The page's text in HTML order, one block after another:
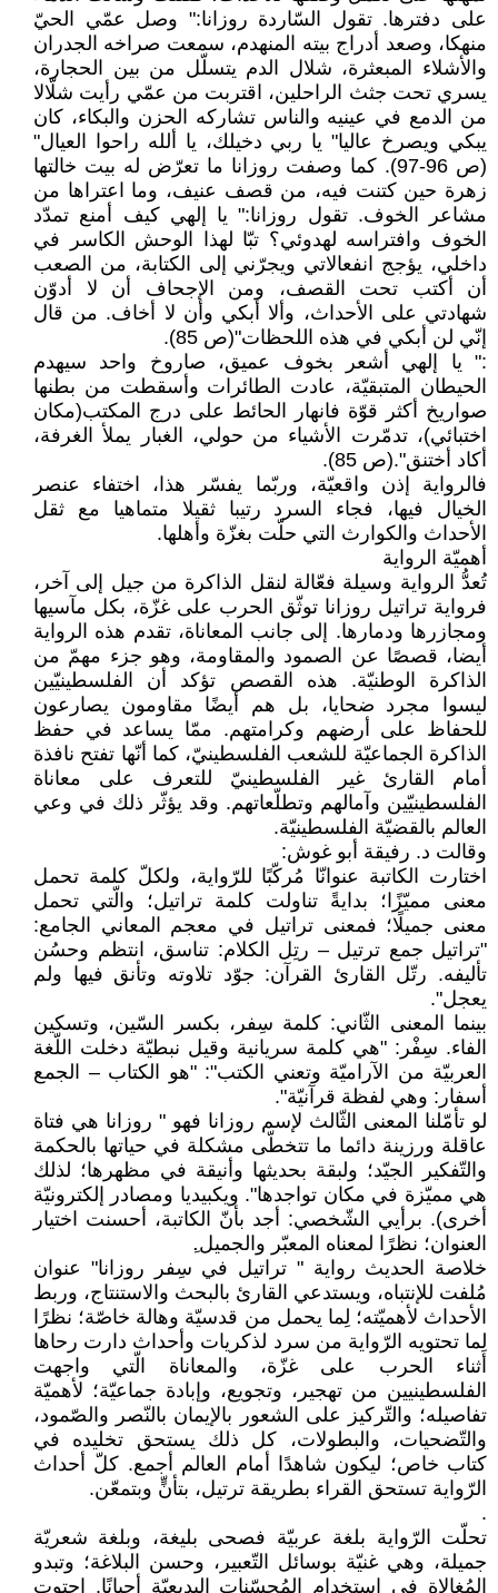
على دفترها. تقول السّاردة روزانا:" وصل عمّي الحيّ
منهكا، وصعد أدراج بيته المنهدم، سمعت صراخه الجدران
والأشلاء المبعثرة، شلال الدم يتسلّل من بين الحجارة،
يسري تحت جثث الراحلين، اقتربت من عمّي رأيت شلّالا
من الدمع في عينيه والناس تشاركه الحزن والبكاء، كان
يبكي ويصرخ عاليا" يا ربي دخيلك، يا ألله راحوا العيال"
(ص 96-97). كما وصفت روزانا ما تعرّض له بيت خالتها
زهرة حين كتنت فيه، من قصف عنيف، وما اعتراها من
مشاعر الخوف. تقول روزانا:" يا إلهي كيف أمنع تمدّد
الخوف وافتراسه لهدوئي؟ تبّا لهذا الوحش الكاسر في
داخلي، يؤجج انفعالاتي ويجرّني إلى الكتابة، من الصعب
أن أكتب تحت القصف، ومن الإجحاف أن لا أدوّن
شهادتي على الأحداث، وألا أبكي وأن لا أخاف. من قال
إنّي لن أبكي في هذه اللحظات"(ص 85).
:" يا إلهي أشعر بخوف عميق، صاروخ واحد سيهدم
الحيطان المتبقيّة، عادت الطائرات وأسقطت من بطنها
صواريخ أكثر قوّة فانهار الحائط على درج المكتب(مكان
اختبائي)، تدمّرت الأشياء من حولي، الغبار يملأ الغرفة،
أكاد أختنق".(ص 85).
فالرواية إذن واقعيّة، وربّما يفسّر هذا، اختفاء عنصر
الخيال فيها، فجاء السرد رتيبا ثقيلا متماهيا مع ثقل
الأحداث والكوارث التي حلّت بغزّة وأهلها.
أهميّة الرواية
تُعدُّ الرواية وسيلة فعّالة لنقل الذاكرة من جيل إلى آخر،
فرواية تراتيل روزانا توثّق الحرب على غزّة، بكل مآسيها
ومجازرها ودمارها. إلى جانب المعاناة، تقدم هذه الرواية
أيضا، قصصًا عن الصمود والمقاومة، وهو جزء مهمّ من
الذاكرة الوطنيّة. هذه القصص تؤكد أن الفلسطينيّين
ليسوا مجرد ضحايا، بل هم أيضًا مقاومون يصارعون
للحفاظ على أرضهم وكرامتهم. ممّا يساعد في حفظ
الذاكرة الجماعيّة للشعب الفلسطينيّ، كما أنّها تفتح نافذة
أمام القارئ غير الفلسطينيّ للتعرف على معاناة
الفلسطينيّين وآمالهم وتطلّعاتهم. وقد يؤثّر ذلك في وعي
العالم بالقضيّة الفلسطينيّة.
وقالت د. رفيقة أبو غوش:
اختارت الكاتبة عنوانّا مُركّبًا للرّواية، ولكلّ كلمة تحمل
معنى مميّزًا؛ بدايةً تناولت كلمة تراتيل؛ والّتي تحمل
معنى جميلًا؛ فمعنى تراتيل في معجم المعاني الجامع:
"تراتيل جمع ترتيل – رتِل الكلام: تناسق، انتظم وحسُن
تأليفه. رتّل القارئ القرآن: جوّد تلاوته وتأنق فيها ولم
يعجل".
بينما المعنى الثّاني: كلمة سِفر، بكسر السّين، وتسكين
الفاء. سِفْر: "هي كلمة سريانية وقيل نبطيّة دخلت اللّغة
العربيّة من الآراميّة وتعني الكتب": "هو الكتاب – الجمع
أسفار: وهي لفظة قرآنيّة".
لو تأمّلنا المعنى الثّالث لإسم روزانا فهو " روزانا هي فتاة
عاقلة ورزينة دائما ما تتخطّى مشكلة في حياتها بالحكمة
والتّفكير الجيّد؛ ولبقة بحديثها وأنيقة في مظهرها؛ لذلك
هي مميّزة في مكان تواجدها". ويكبيديا ومصادر إلكترونيّة
أخرى). برأيي الشّخصي: أجد بأنّ الكاتبة، أحسنت اختيار
العنوان؛ نظرًا لمعناه المعبّر والجميل.ِ
خلاصة الحديث رواية " تراتيل في سِفر روزانا" عنوان
مُلفت للإنتباه، ويستدعي القارئ بالبحث والاستنتاج، وربط
الأحداث لأهميّته؛ لِما يحمل من قدسيّة وهالة خاصّة؛ نظرًا
لِما تحتويه الرّواية من سرد لذكريات وأحداث دارت رحاها
أثناء الحرب على غزّة، والمعاناة الّتي واجهت
الفلسطينيين من تهجير، وتجويع، وإبادة جماعيّة؛ لأهميّة
تفاصيله؛ والتّركيز على الشعور بالإيمان بالنّصر والصّمود،
والتّضحيات، والبطولات، كل ذلك يستحق تخليده في
كتاب خاص؛ ليكون شاهدًا أمام العالم أجمع. كلّ أحداث
الرّواية تستحق القراء بطريقة ترتيل، بتأنٍّ وبتمعّن.
.
تحلّت الرّواية بلغة عربيّة فصحى بليغة، وبلغة شعريّة
جميلة، وهي غنيّة بوسائل التّعبير، وحسن البلاغة؛ وتبدو
المُغالاة في استخدام المُحسّنات البديعيّة أحيانًا. احتوت